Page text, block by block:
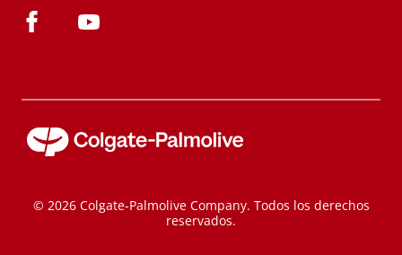
© 2026 Colgate-Palmolive Company. Todos los derechos
reservados.